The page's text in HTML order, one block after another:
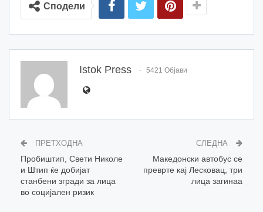
Сподели
Istok Press 5421 Објави
ПРЕТХОДНА
Пробиштип, Свети Николе
и Штип ќе добијат
станбени згради за лица
во социјален ризик
СЛЕДНА
Македонски автобус се
преврте кај Лесковац, три
лица загинаа